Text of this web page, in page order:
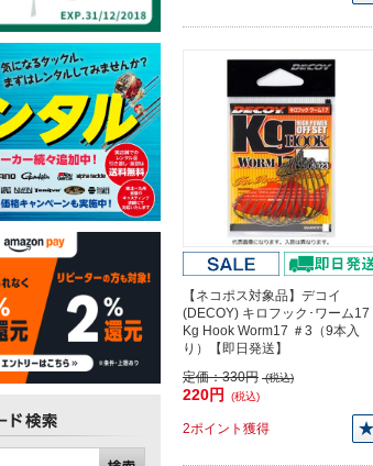
【ネコポス対象品】デコイ
(DECOY) キロフック･ワーム17
Kg Hook Worm17 ＃3（9本入
り）【即日発送】
定価：330円 (税込)
220円 (税込)
2ポイント獲得